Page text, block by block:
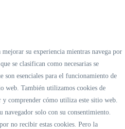
su experiencia mientras navega por
se clasifican como necesarias se
son esenciales para el funcionamiento de
web. También utilizamos cookies de
y comprender cómo utiliza este sitio web.
navegador solo con su consentimiento.
no recibir estas cookies. Pero la